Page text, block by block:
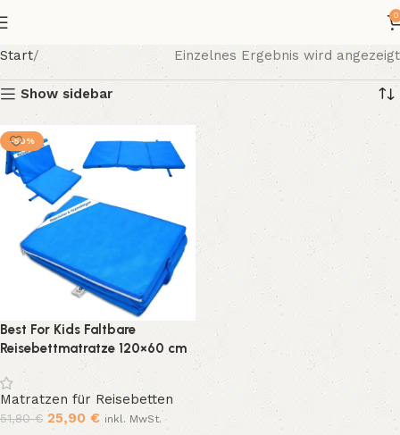
0
Start Einzelnes Ergebnis wird angezeigt
Show sidebar
-50%
Best For Kids Faltbare
Reisebettmatratze 120×60 cm
4.5 cm Schaumstoff mit
waschbarem Bezug
Matratzen für Reisebetten
51,80€ 25,90 € inkl. MwSt.